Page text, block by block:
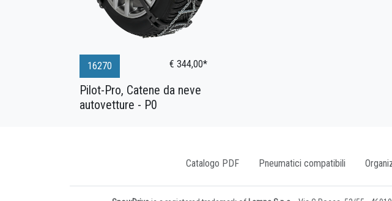
16270 € 344,00*
Pilot-Pro, Catene da neve
autovetture - P0
Catalogo PDF Pneumatici compatibili